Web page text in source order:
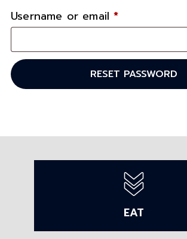
Username or email*Required
RESET PASSWORD
EAT